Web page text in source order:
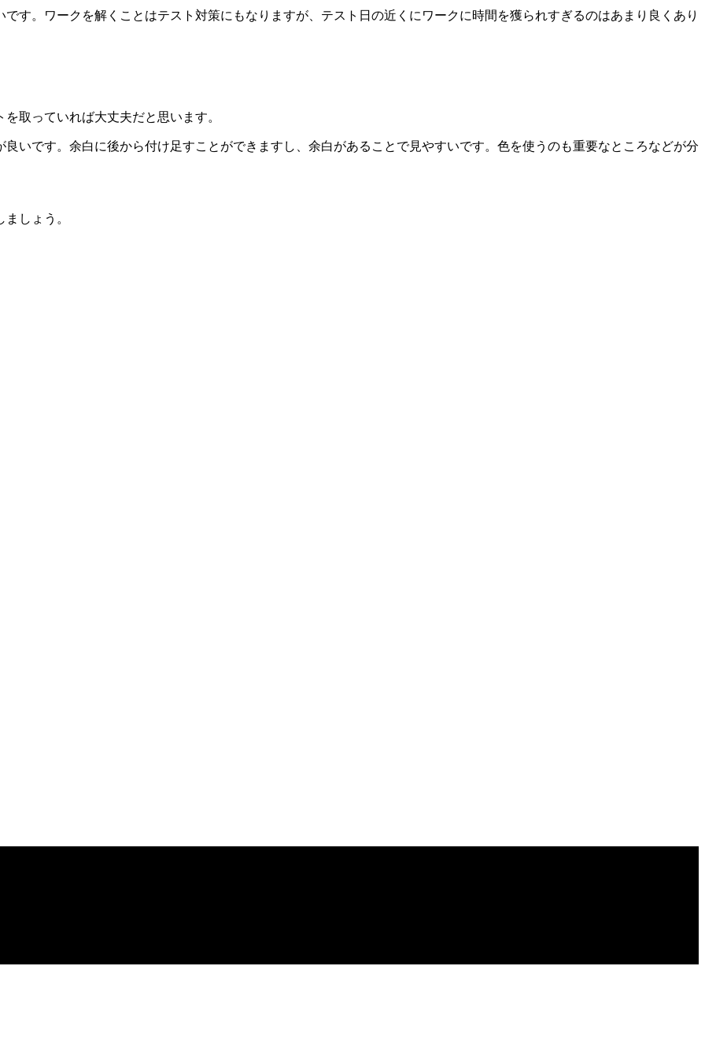
す。ワークを解くことはテスト対策にもなりますが、テスト日の近くにワークに時間を獲られすぎるのはあまり良くあり
取っていれば大丈夫だと思います。
いです。余白に後から付け足すことができますし、余白があることで見やすいです。色を使うのも重要なところなどが分
しょう。